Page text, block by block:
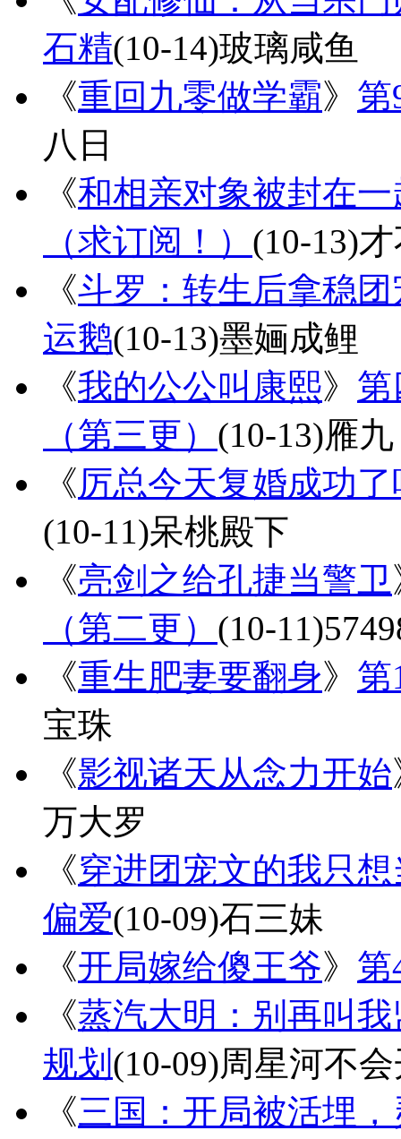
石精(10-14)玻璃咸鱼
《重回九零做学霸》 第
八日
《和相亲对象被封在
（求订阅！） (10-13)
《斗罗：转生后拿稳
运鹅(10-13)墨婳成鲤
《我的公公叫康熙》 第
（第三更） (10-13)雁九
《厉总今天复婚成功了
(10-11)呆桃殿下
《亮剑之给孔捷当警卫
（第二更） (10-11)
《重生肥妻要翻身》 第
宝珠
《影视诸天从念力开始
万大罗
《穿进团宠文的我只
偏爱(10-09)石三妹
《开局嫁给傻王爷》 第
《蒸汽大明：别再叫
规划 (10-09)周星河不
《三国：开局被活埋